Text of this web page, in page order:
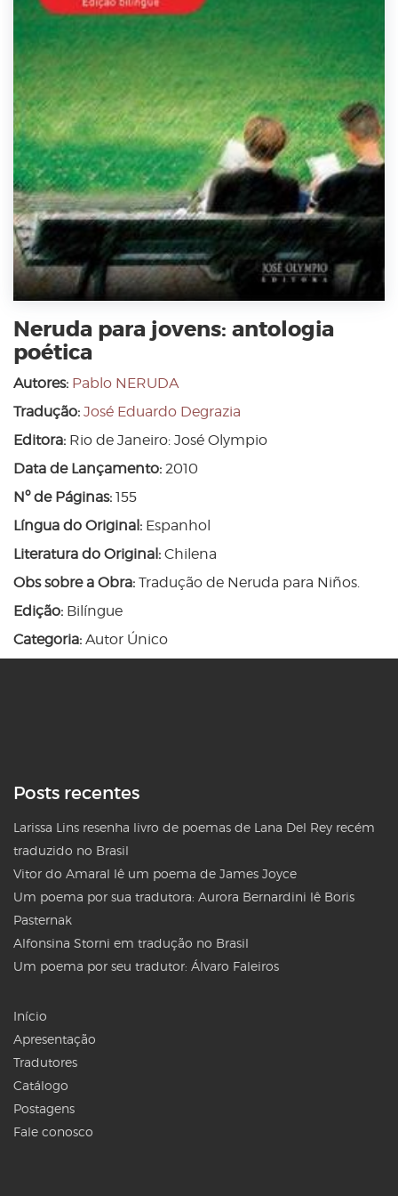
Neruda para jovens: antologia
poética
Autores: Pablo NERUDA
Tradução: José Eduardo Degrazia
Editora: Rio de Janeiro: José Olympio
Data de Lançamento: 2010
Nº de Páginas: 155
Língua do Original: Espanhol
Literatura do Original: Chilena
Obs sobre a Obra: Tradução de Neruda para Niños.
Edição: Bilíngue
Categoria: Autor Único
Posts recentes
Larissa Lins resenha livro de poemas de Lana Del Rey recém
traduzido no Brasil
Vitor do Amaral lê um poema de James Joyce
Um poema por sua tradutora: Aurora Bernardini lê Boris
Pasternak
Alfonsina Storni em tradução no Brasil
Um poema por seu tradutor: Álvaro Faleiros
Início
Apresentação
Tradutores
Catálogo
Postagens
Fale conosco